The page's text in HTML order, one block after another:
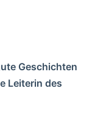
Geschichten
Leiterin des